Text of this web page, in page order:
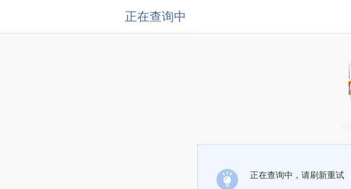
正在查询中
正在查询中，请刷新重试